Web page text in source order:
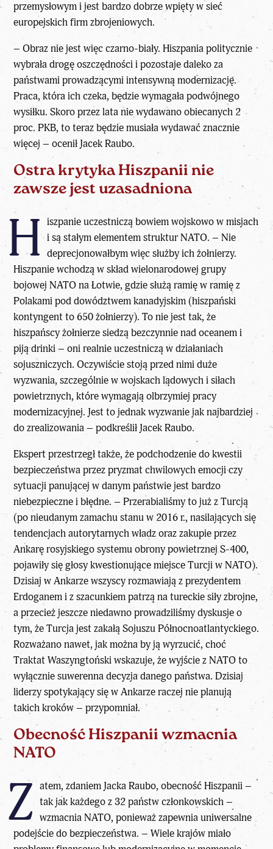
przemysłowym i jest bardzo dobrze wpięty w sieć
europejskich firm zbrojeniowych.
– Obraz nie jest więc czarno-biały. Hiszpania politycznie
wybrała drogę oszczędności i pozostaje daleko za
państwami prowadzącymi intensywną modernizację.
Praca, która ich czeka, będzie wymagała podwójnego
wysiłku. Skoro przez lata nie wydawano obiecanych 2
proc. PKB, to teraz będzie musiała wydawać znacznie
więcej – ocenił Jacek Raubo.
Ostra krytyka Hiszpanii nie
zawsze jest uzasadniona
H iszpanie uczestniczą bowiem wojskowo w misjach
i są stałym elementem struktur NATO. – Nie
deprecjonowałbym więc służby ich żołnierzy.
Hiszpanie wchodzą w skład wielonarodowej grupy
bojowej NATO na Łotwie, gdzie służą ramię w ramię z
Polakami pod dowództwem kanadyjskim (hiszpański
kontyngent to 650 żołnierzy). To nie jest tak, że
hiszpańscy żołnierze siedzą bezczynnie nad oceanem i
piją drinki – oni realnie uczestniczą w działaniach
sojuszniczych. Oczywiście stoją przed nimi duże
wyzwania, szczególnie w wojskach lądowych i siłach
powietrznych, które wymagają olbrzymiej pracy
modernizacyjnej. Jest to jednak wyzwanie jak najbardziej
do zrealizowania – podkreślił Jacek Raubo.
Ekspert przestrzegł także, że podchodzenie do kwestii
bezpieczeństwa przez pryzmat chwilowych emocji czy
sytuacji panującej w danym państwie jest bardzo
niebezpieczne i błędne. – Przerabialiśmy to już z Turcją
(po nieudanym zamachu stanu w 2016 r., nasilających się
tendencjach autorytarnych władz oraz zakupie przez
Ankarę rosyjskiego systemu obrony powietrznej S-400,
pojawiły się głosy kwestionujące miejsce Turcji w NATO).
Dzisiaj w Ankarze wszyscy rozmawiają z prezydentem
Erdoganem i z szacunkiem patrzą na tureckie siły zbrojne,
a przecież jeszcze niedawno prowadziliśmy dyskusje o
tym, że Turcja jest zakałą Sojuszu Północnoatlantyckiego.
Rozważano nawet, jak można by ją wyrzucić, choć
Traktat Waszyngtoński wskazuje, że wyjście z NATO to
wyłącznie suwerenna decyzja danego państwa. Dzisiaj
liderzy spotykający się w Ankarze raczej nie planują
takich kroków – przypomniał.
Obecność Hiszpanii wzmacnia
NATO
Z atem, zdaniem Jacka Raubo, obecność Hiszpanii –
tak jak każdego z 32 państw członkowskich –
wzmacnia NATO, ponieważ zapewnia uniwersalne
podejście do bezpieczeństwa. – Wiele krajów miało